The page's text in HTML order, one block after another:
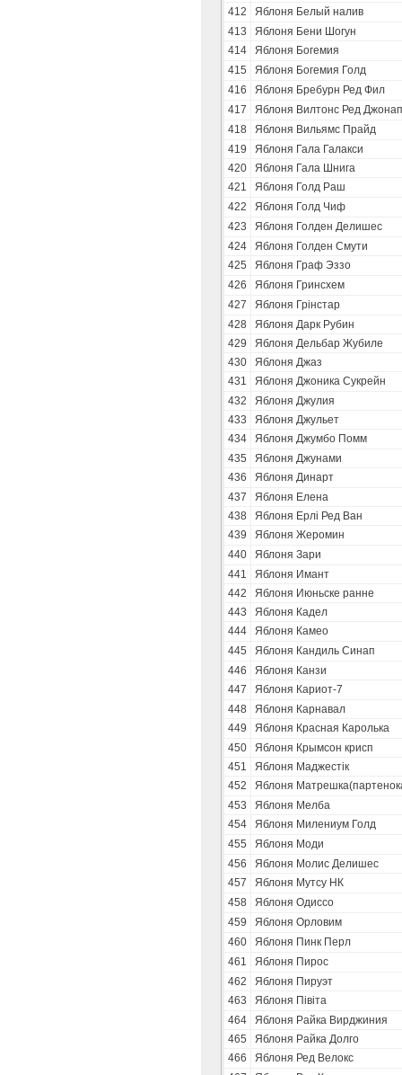
412
Яблоня Белый налив
413
Яблоня Бени Шогун
414
Яблоня Богемия
415
Яблоня Богемия Голд
416
Яблоня Бребурн Ред Фил
417
Яблоня Вилтонс Ред
418
Яблоня Вильямс Прайд
419
Яблоня Гала Галакси
420
Яблоня Гала Шнига
421
Яблоня Голд Раш
422
Яблоня Голд Чиф
423
Яблоня Голден Делишес
424
Яблоня Голден Смути
425
Яблоня Граф Эззо
426
Яблоня Гринсхем
427
Яблоня Грінстар
428
Яблоня Дарк Рубин
429
Яблоня Дельбар Жубиле
430
Яблоня Джаз
431
Яблоня Джоника Сукрейн
432
Яблоня Джулия
433
Яблоня Джульет
434
Яблоня Джумбо Помм
435
Яблоня Джунами
436
Яблоня Динарт
437
Яблоня Елена
438
Яблоня Ерлі Ред Ван
439
Яблоня Жеромин
440
Яблоня Зари
441
Яблоня Имант
442
Яблоня Июньске ранне
443
Яблоня Кадел
444
Яблоня Камео
445
Яблоня Кандиль Синап
446
Яблоня Канзи
447
Яблоня Кариот-7
448
Яблоня Карнавал
449
Яблоня Красная Каролька
450
Яблоня Крымсон крисп
451
Яблоня Маджестік
452
Яблоня
453
Яблоня Мелба
454
Яблоня Милениум Голд
455
Яблоня Моди
456
Яблоня Молис Делишес
457
Яблоня Мутсу НК
458
Яблоня Одиссо
459
Яблоня Орловим
460
Яблоня Пинк Перл
461
Яблоня Пирос
462
Яблоня Пируэт
463
Яблоня Півіта
464
Яблоня Райка Вирджиния
465
Яблоня Райка Долго
466
Яблоня Ред Велокс